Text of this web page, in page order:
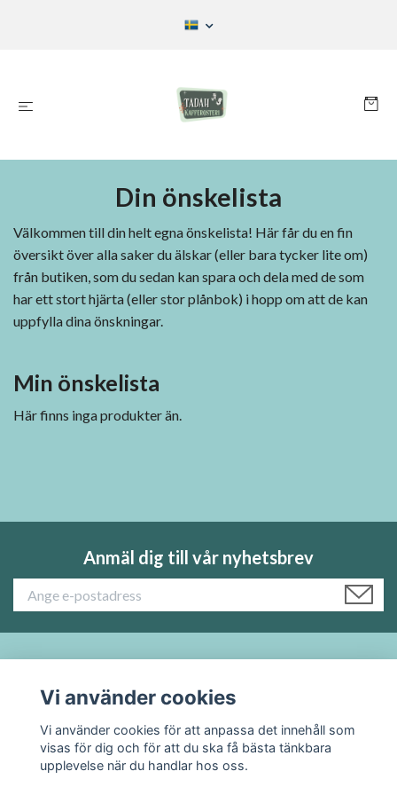
Din önskelista
Välkommen till din helt egna önskelista! Här får du en fin
översikt över alla saker du älskar (eller bara tycker lite om)
från butiken, som du sedan kan spara och dela med de som
har ett stort hjärta (eller stor plånbok) i hopp om att de kan
uppfylla dina önskningar.
Min önskelista
Här finns inga produkter än.
Anmäl dig till vår nyhetsbrev
Sociala medier
Vi använder cookies
Vi använder cookies för att anpassa det innehåll som
visas för dig och för att du ska få bästa tänkbara
upplevelse när du handlar hos oss.